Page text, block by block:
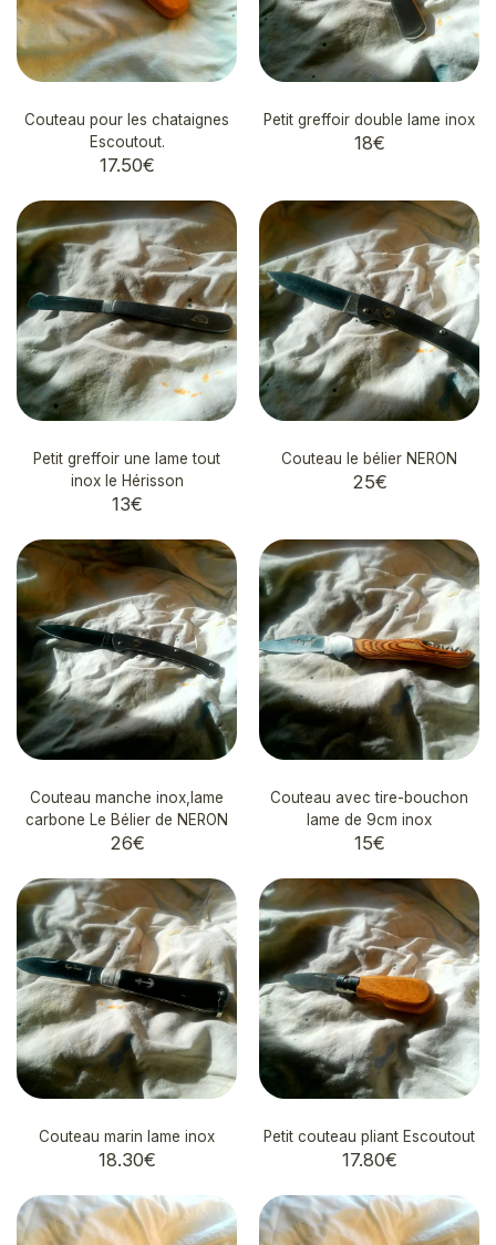
Couteau pour les chataignes
Escoutout.
17.50€
Petit greffoir double lame inox
18€
Petit greffoir une lame tout
inox le Hérisson
13€
Couteau le bélier NERON
25€
Couteau manche inox,lame
carbone Le Bélier de NERON
26€
Couteau avec tire-bouchon
lame de 9cm inox
15€
Couteau marin lame inox
18.30€
Petit couteau pliant Escoutout
17.80€